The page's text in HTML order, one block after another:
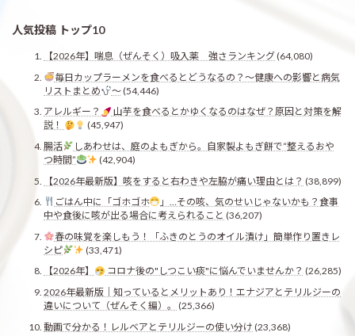
人気投稿 トップ10
【2026年】喘息（ぜんそく）吸入薬 強さランキング(64,080)
毎日カップラーメンを食べるとどうなるの？〜健康への影響と病気
リストまとめ
〜(54,446)
アレルギー？
山芋を食べるとかゆくなるのはなぜ？原因と対策を解
説！
(45,947)
腸活
しあわせは、庭のよもぎから。自家製よもぎ餅で“整えるおや
つ時間”
(42,904)
【2026年最新版】咳をすると右わきや左脇が痛い理由とは？ (38,899)
ごはん中に「ゴホゴホ
」…その咳、気のせいじゃないかも？食事
中や食後に咳が出る場合に考えられること (36,207)
春の味覚を楽しもう！「ふきのとうのオイル漬け」簡単作り置きレ
シピ
(33,471)
【2026年】
コロナ後の"しつこい痰"に悩んでいませんか？ (26,285)
2026年最新版｜知っているとメリットあり！エナジアとテリルジーの
違いについて（ぜんそく編）。
(25,366)
動画で分かる！レルベアとテリルジーの使い分け (23,368)